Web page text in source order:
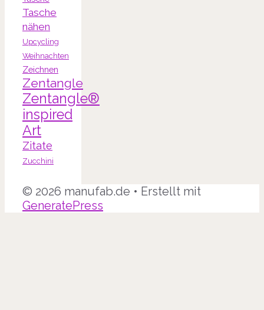
Tasche
nähen
Upcycling
Weihnachten
Zeichnen
Zentangle
Zentangle®
inspired
Art
Zitate
Zucchini
© 2026 manufab.de • Erstellt mit
GeneratePress